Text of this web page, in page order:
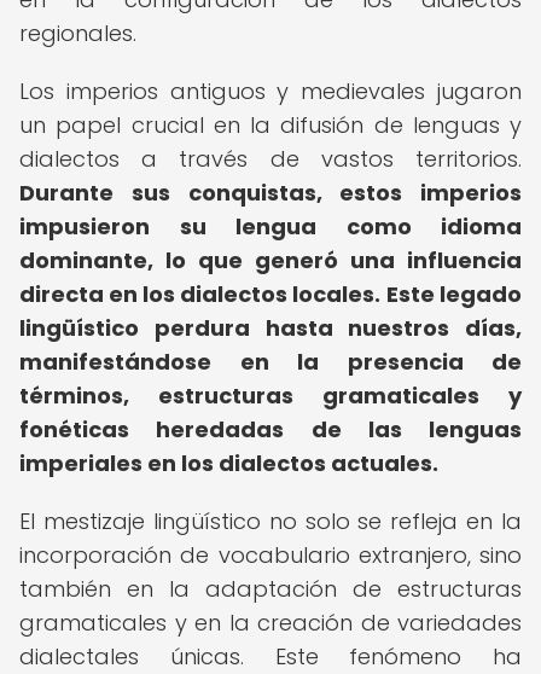
regionales.
Los imperios antiguos y medievales jugaron
un papel crucial en la difusión de lenguas y
dialectos a través de vastos territorios.
Durante sus conquistas, estos imperios
impusieron su lengua como idioma
dominante, lo que generó una influencia
directa en los dialectos locales. Este legado
lingüístico perdura hasta nuestros días,
manifestándose en la presencia de
términos, estructuras gramaticales y
fonéticas heredadas de las lenguas
imperiales en los dialectos actuales.
El mestizaje lingüístico no solo se refleja en la
incorporación de vocabulario extranjero, sino
también en la adaptación de estructuras
gramaticales y en la creación de variedades
dialectales únicas. Este fenómeno ha